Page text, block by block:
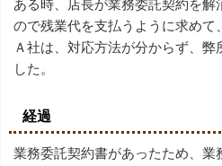
ある時、店長が業務委託契約を解
ので残業代を支払うように求めて
Ａ社は、対応方法が分からず、弊
した。
経過
業務委託契約書があったため、業